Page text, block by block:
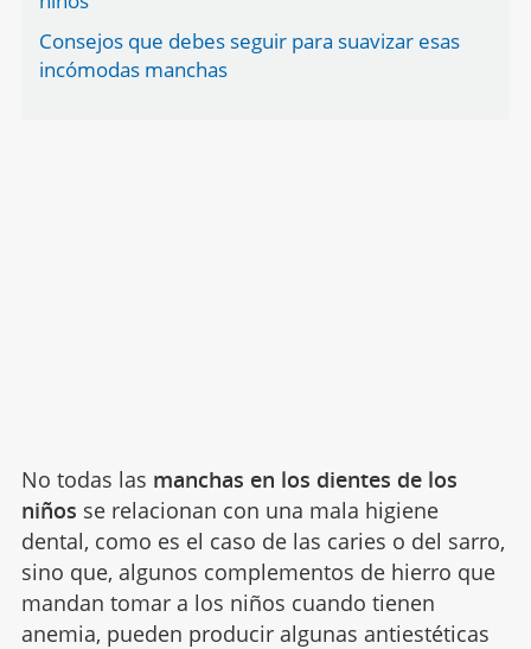
Consejos que debes seguir para suavizar esas
incómodas manchas
No todas las manchas en los dientes de los
niños se relacionan con una mala higiene
dental, como es el caso de las caries o del sarro,
sino que, algunos complementos de hierro que
mandan tomar a los niños cuando tienen
anemia, pueden producir algunas antiestéticas